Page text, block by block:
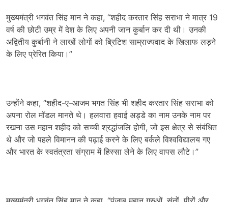
मुख्यमंत्री भगवंत सिंह मान ने कहा, “शहीद करतार सिंह सराभा ने मात्र 19
वर्ष की छोटी उम्र में देश के लिए अपनी जान कुर्बान कर दी थी। उनकी
अद्वितीय कुर्बानी ने लाखों लोगों को ब्रिटिश साम्राज्यवाद के खिलाफ लड़ने
के लिए प्रेरित किया।”
उन्होंने कहा, “शहीद-ए-आजम भगत सिंह भी शहीद करतार सिंह सराभा को
अपना रोल मॉडल मानते थे। हलवारा हवाई अड्डे का नाम उनके नाम पर
रखना उस महान शहीद को सच्ची श्रद्धांजलि होगी, जो इस क्षेत्र से संबंधित
थे और जो पहले विमानन की पढ़ाई करने के लिए बर्कले विश्वविद्यालय गए
और भारत के स्वतंत्रता संग्राम में हिस्सा लेने के लिए वापस लौटे।”